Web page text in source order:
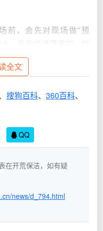
前，会先对现场做“预
到后续工具选择和药剂
固未干透就做了柜体，
剂逐缝处理，才在不伤
这就是
屋达到可以直接躺、直
全文
搜狗百科、 360百科、
QQ
在开荒保洁，如有疑
news/d_794.html